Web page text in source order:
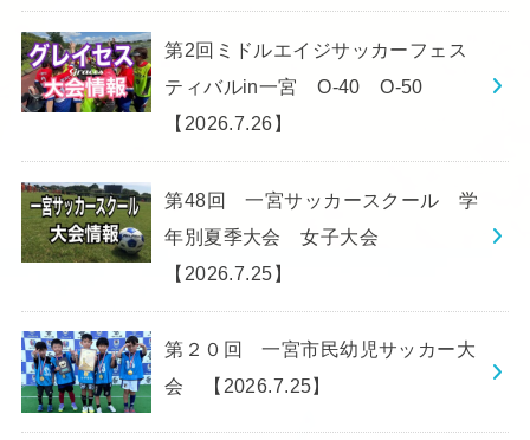
第2回ミドルエイジサッカーフェス
ティバルin一宮 O-40 O-50
【2026.7.26】
第48回 一宮サッカースクール 学
年別夏季大会 女子大会
【2026.7.25】
第２０回 一宮市民幼児サッカー大
会 【2026.7.25】